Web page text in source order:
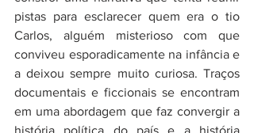
pistas para esclarecer quem era o tio
Carlos, alguém misterioso com que
conviveu esporadicamente na infância e
a deixou sempre muito curiosa. Traços
documentais e ficcionais se encontram
em uma abordagem que faz convergir a
história política do país e a história